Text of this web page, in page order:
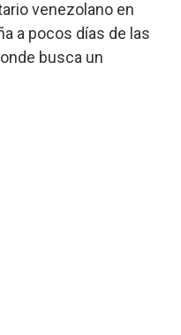
venezolano en
a pocos días de las
busca un